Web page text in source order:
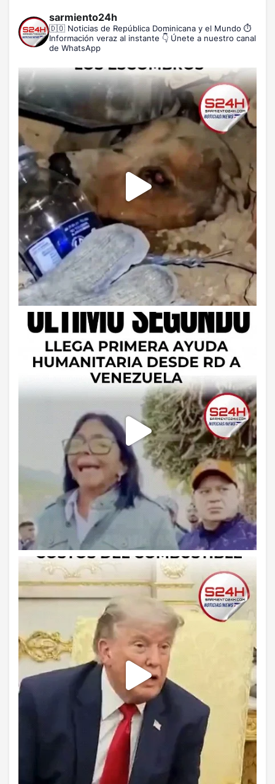
sarmiento24h
🇩🇴 Noticias de República Dominicana y el Mundo ⏱️
Información veraz al instante 👇 Únete a nuestro canal
de WhatsApp